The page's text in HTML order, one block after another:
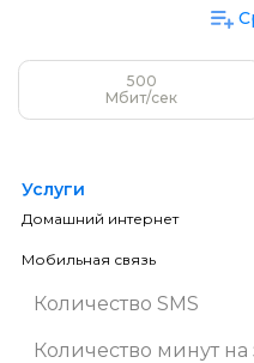
500
Мбит/сек
Услуги
Домашний интернет
Мобильная связь
Количество SMS
Количество минут на